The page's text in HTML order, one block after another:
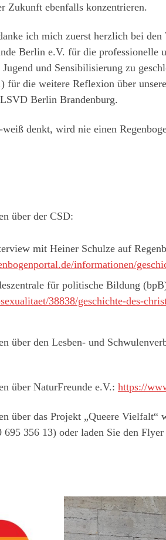
Zukunft ebenfalls konzentrieren.
ich mich zuerst herzlich bei
Berlin e.V. für die professionelle
und Sensibilisierung zu
für die weitere Reflexion über
Berlin Brandenburg.
denkt, wird nie einen
über der CSD:
mit Heiner Schulze auf
informationen/
für politische Bildung
38838/geschichte-des-
über den Lesben- und
über NaturFreunde e.V.: https://
über das Projekt „Queere
695 356 13) oder laden Sie den